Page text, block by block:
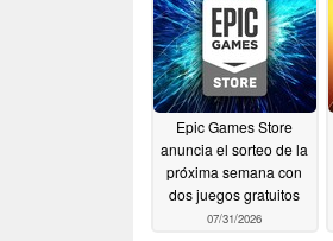
Epic Games Store
anuncia el sorteo de la
próxima semana con
dos juegos gratuitos
07/31/2026